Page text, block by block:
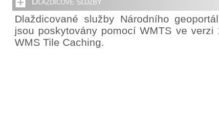
Dlaždicované služby Národního
jsou poskytovány pomocí WMTS ve verzi
WMS Tile Caching.